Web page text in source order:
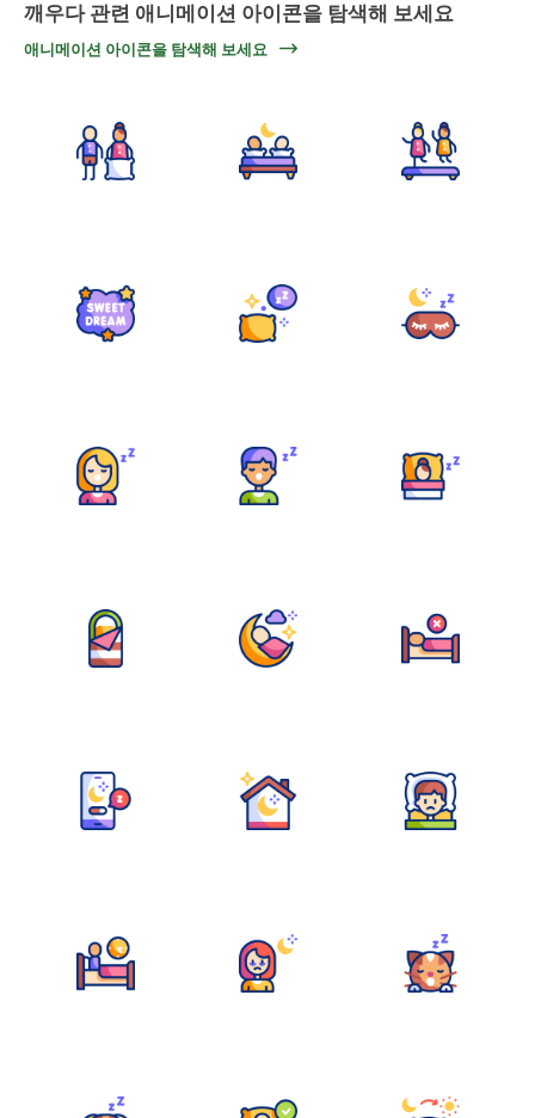
깨우다 관련 애니메이션 아이콘을 탐색해 보세요
애니메이션 아이콘을 탐색해 보세요